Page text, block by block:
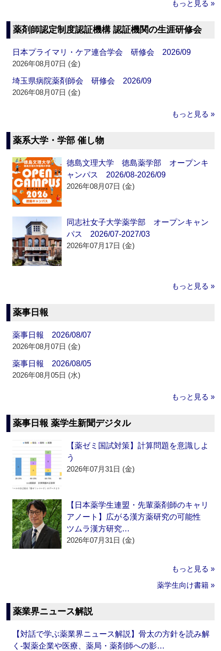
もっと見る »
薬剤師認定制度認証機構 認証機関の生涯研修会
日本プライマリ・ケア連合学会 研修会 2026/09
2026年08月07日 (金)
埼玉県病院薬剤師会 研修会 2026/09
2026年08月07日 (金)
もっと見る »
薬系大学・学部 催し物
徳島文理大学 徳島薬学部 オープンキ
ャンパス 2026/08-2026/09
2026年08月07日 (金)
同志社女子大学薬学部 オープンキャン
パス 2026/07-2027/03
2026年07月17日 (金)
もっと見る »
薬事日報
薬事日報 2026/08/07
2026年08月07日 (金)
薬事日報 2026/08/05
2026年08月05日 (水)
もっと見る »
薬事日報 薬学生新聞デジタル
【薬ゼミ国試対策】計算問題を意識しよ
う
2026年07月31日 (金)
【日本薬学生連盟・先輩薬剤師のキャリ
アノート】広がる漢方薬研究の可能性
ツムラ漢方研究…
2026年07月31日 (金)
もっと見る »
薬学生向け書籍 »
薬業界ニュース解説
【対話で学ぶ薬業界ニュース解説】骨太の方針を読み解
く‐製薬企業や医療、薬局・薬剤師への影…